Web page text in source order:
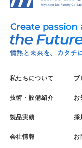
私たちについて
技術・設備紹介
製品実績
会社情報
ブ
お
採
お